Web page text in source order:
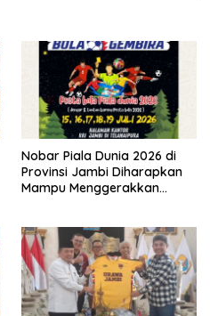
Nobar Piala Dunia 2026 di
Provinsi Jambi Diharapkan
Mampu Menggerakkan